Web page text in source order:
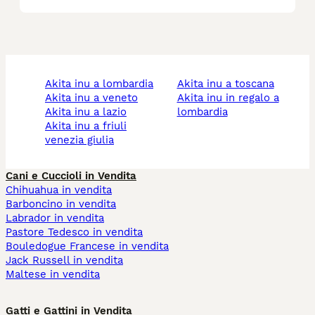
akita inu a lombardia
akita inu a veneto
akita inu a lazio
akita inu a friuli
venezia giulia
akita inu a toscana
akita inu in regalo a
lombardia
Cani e Cuccioli in Vendita
Chihuahua in vendita
Barboncino in vendita
Labrador in vendita
Pastore Tedesco in vendita
Bouledogue Francese in vendita
Jack Russell in vendita
Maltese in vendita
Gatti e Gattini in Vendita